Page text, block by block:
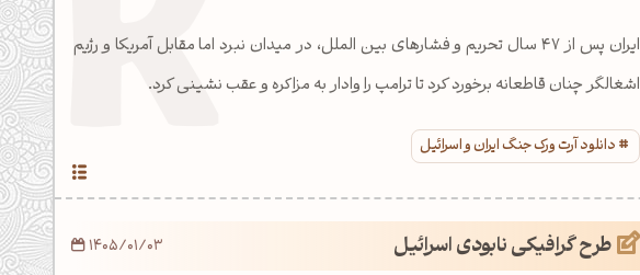
ایران پس از 47 سال تحریم و فشارهای بین الملل، در میدان نبرد اما مقابل آمریکا و رژیم
اشغالگر چنان قاطعانه برخورد کرد تا ترامپ را وادار به مزاکره و عقب نشینی کرد.
دانلود آرت ورک جنگ ایران و اسرائیل
طرح گرافیکی نابودی اسرائیل 1405/01/03